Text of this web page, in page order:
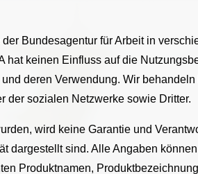
Bundesagentur für Arbeit in
hat keinen Einfluss auf die
deren Verwendung. Wir
der sozialen Netzwerke sowie Dritter.
wird keine Garantie und
dargestellt sind. Alle Angaben
Produktnamen,